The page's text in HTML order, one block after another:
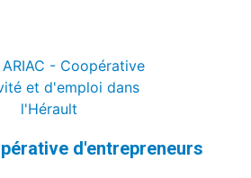
d'entrepreneurs